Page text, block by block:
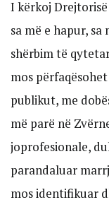
I kërkoj
sa më e hapur,
shërbim të
mos
publikut, me
më parë në
joprofesionale,
parandaluar
mos identifikuar